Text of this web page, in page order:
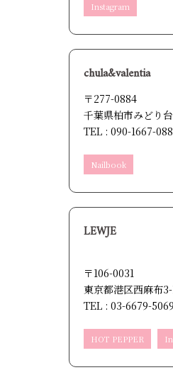
Instagram
chula&valentia
〒277-0884
千葉県柏市みどり
TEL : 090-1667-
Nailbook
LEWJE
〒106-0031
東京都港区西麻布
TEL : 03-6679-5069
HOT PEPPER